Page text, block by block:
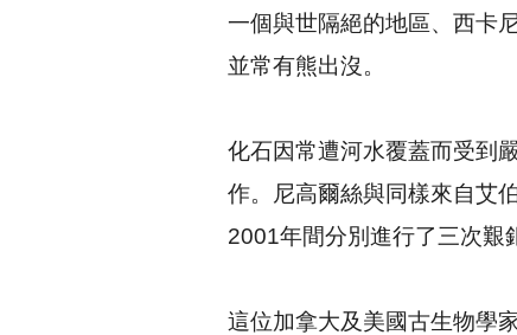
一個與世隔絕的地區、西卡
並常有熊出沒。
化石因常遭河水覆蓋而受到
作。尼高爾絲與同樣來自艾
2001年間分別進行了三次艱
這位加拿大及美國古生物學